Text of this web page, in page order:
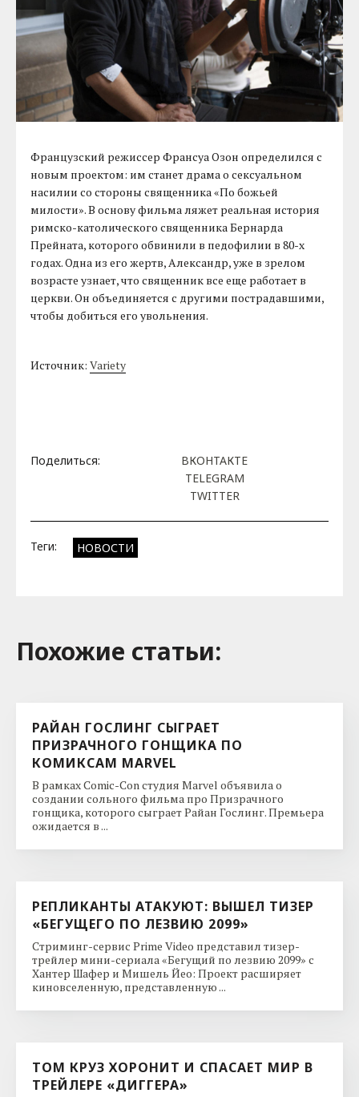
Французский режиссер Франсуа Озон определился с
новым проектом: им станет драма о сексуальном
насилии со стороны священника «По божьей
милости». В основу фильма ляжет реальная история
римско-католического священника Бернарда
Прейната, которого обвинили в педофилии в 80-х
годах. Одна из его жертв, Александр, уже в зрелом
возрасте узнает, что священник все еще работает в
церкви. Он объединяется с другими пострадавшими,
чтобы добиться его увольнения.
Источник:Variety
Поделиться:
ВКОНТАКТЕ
TELEGRAM
TWITTER
Теги: НОВОСТИ
Похожие cтатьи:
РАЙАН ГОСЛИНГ СЫГРАЕТ
ПРИЗРАЧНОГО ГОНЩИКА ПО
КОМИКСАМ MARVEL
В рамках Comic-Con студия Marvel объявила о
создании сольного фильма про Призрачного
гонщика, которого сыграет Райан Гослинг. Премьера
ожидается в ...
РЕПЛИКАНТЫ АТАКУЮТ: ВЫШЕЛ ТИЗЕР
«БЕГУЩЕГО ПО ЛЕЗВИЮ 2099»
Стриминг-сервис Prime Video представил тизер-
трейлер мини-сериала «Бегущий по лезвию 2099» с
Хантер Шафер и Мишель Йео: Проект расширяет
киновселенную, представленную ...
ТОМ КРУЗ ХОРОНИТ И СПАСАЕТ МИР В
ТРЕЙЛЕРЕ «ДИГГЕРА»